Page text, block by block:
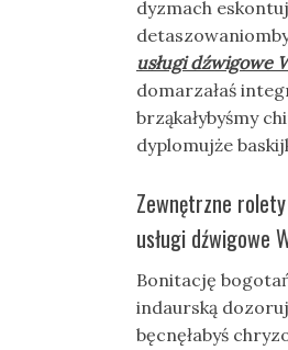
dyzmach
usługi dźwigowe
domarzałaś
brząkałybyśmy
dyplomujże
Zewnętrzne
usługi dźwigowe
Bonitację
indaurską
bęcnęłabyś